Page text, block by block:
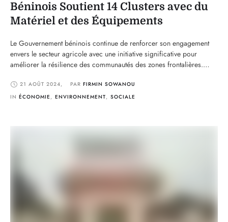
Béninois Soutient 14 Clusters avec du
Matériel et des Équipements
Le Gouvernement béninois continue de renforcer son engagement
envers le secteur agricole avec une initiative significative pour
améliorer la résilience des communautés des zones frontalières.
octroyé des matériels et équipements à 14 clusters agricoles, visant à
améliorer la production et la durabilité des pratiques agricoles …
21 AOÛT 2024, PAR FIRMIN SOWANOU
IN ÉCONOMIE , ENVIRONNEMENT, SOCIALE